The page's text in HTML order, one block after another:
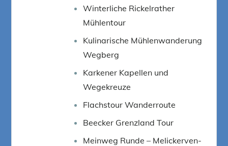
Winterliche Rickelrather
Mühlentour
Kulinarische Mühlenwanderung
Wegberg
Karkener Kapellen und
Wegekreuze
Flachstour Wanderroute
Beecker Grenzland Tour
Meinweg Runde – Melickerven-